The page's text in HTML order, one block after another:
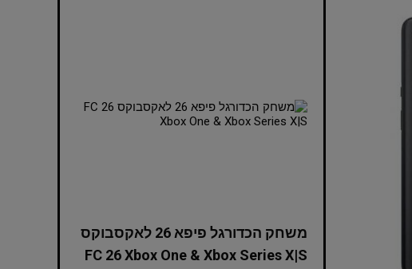
משחק הכדורגל פיפא 26 לאקסבוקס
FC 26 Xbox One & Xbox Series X|S